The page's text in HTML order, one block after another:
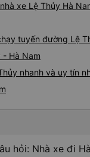
xe Lệ Thủy Hà
tuyến đường Lệ
- Hà Nam
nhanh và uy tín
hỏi: Nhà xe đi